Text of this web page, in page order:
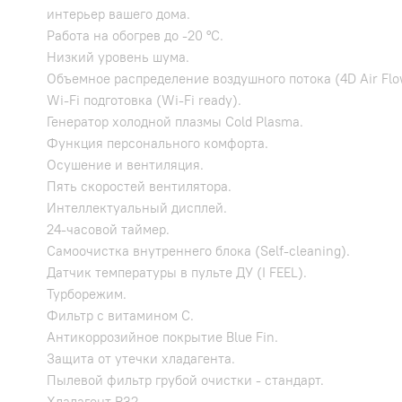
интерьер вашего дома.
Работа на обогрев до -20 °С.
Низкий уровень шума.
Объемное распределение воздушного потока (4D Air
Wi-Fi подготовка (Wi-Fi ready).
Генератор холодной плазмы Cold Plasma.
Функция персонального комфорта.
Осушение и вентиляция.
Пять скоростей вентилятора.
Интеллектуальный дисплей.
24-часовой таймер.
Самоочистка внутреннего блока (Self-cleaning).
Датчик температуры в пульте ДУ (I FEEL).
Турборежим.
Фильтр с витамином С.
Антикоррозийное покрытие Blue Fin.
Защита от утечки хладагента.
Пылевой фильтр грубой очистки - стандарт.